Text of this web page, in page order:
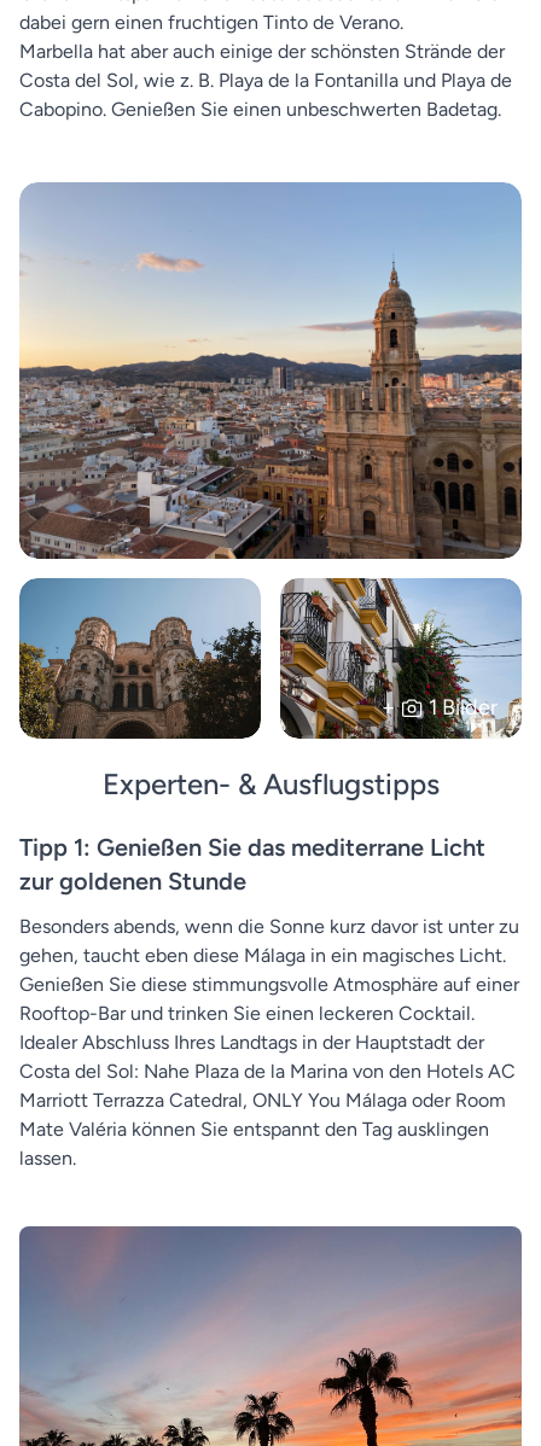
dabei gern einen fruchtigen Tinto de Verano.
Marbella hat aber auch einige der schönsten Strände der
Costa del Sol, wie z. B. Playa de la Fontanilla und Playa de
Cabopino. Genießen Sie einen unbeschwerten Badetag.
+ 1 Bilder
Experten- & Ausflugstipps
Tipp 1: Genießen Sie das mediterrane Licht
zur goldenen Stunde
Besonders abends, wenn die Sonne kurz davor ist unter zu
gehen, taucht eben diese Málaga in ein magisches Licht.
Genießen Sie diese stimmungsvolle Atmosphäre auf einer
Rooftop-Bar und trinken Sie einen leckeren Cocktail.
Idealer Abschluss Ihres Landtags in der Hauptstadt der
Costa del Sol: Nahe Plaza de la Marina von den Hotels AC
Marriott Terrazza Catedral, ONLY You Málaga oder Room
Mate Valéria können Sie entspannt den Tag ausklingen
lassen.